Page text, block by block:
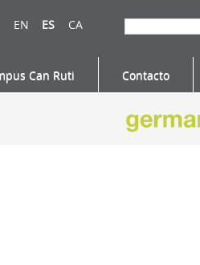
EN ES CA
Can Ruti Contacto